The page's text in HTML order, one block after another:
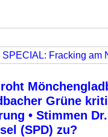
SPECIAL: Fracking am
Grüne
• Stimmen
(SPD) zu?